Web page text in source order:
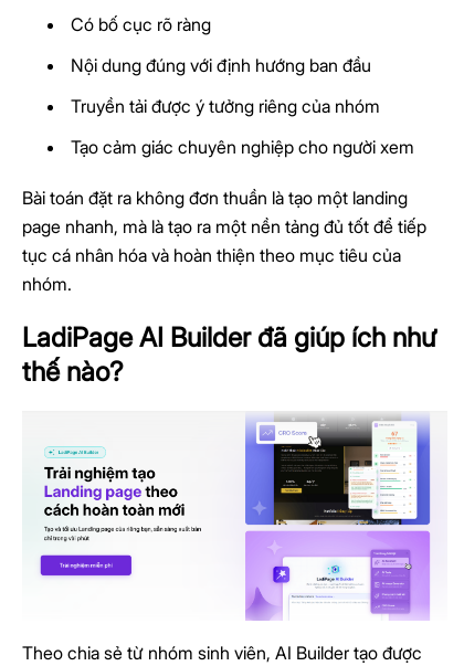
Có bố cục rõ ràng
Nội dung đúng với định hướng ban đầu
Truyền tải được ý tưởng riêng của nhóm
Tạo cảm giác chuyên nghiệp cho người xem
Bài toán đặt ra không đơn thuần là tạo một landing
page nhanh, mà là tạo ra một nền tảng đủ tốt để tiếp
tục cá nhân hóa và hoàn thiện theo mục tiêu của
nhóm.
LadiPage AI Builder đã giúp ích như
thế nào?
Theo chia sẻ từ nhóm sinh viên, AI Builder tạo được